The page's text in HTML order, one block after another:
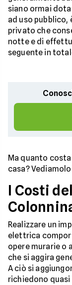
siano ormai
ad uso pubblico,
privato che
notte e di
seguente in
Ma quanto
casa?
I Costi
Realizzare un
elettrica
opere murarie o
che si aggira
A ciò si
richiedono quasi